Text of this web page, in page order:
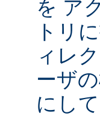
を ア
トリ
ィレ
ーザ
にし